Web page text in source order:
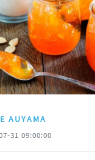
AUYAMA
31 09:00:00